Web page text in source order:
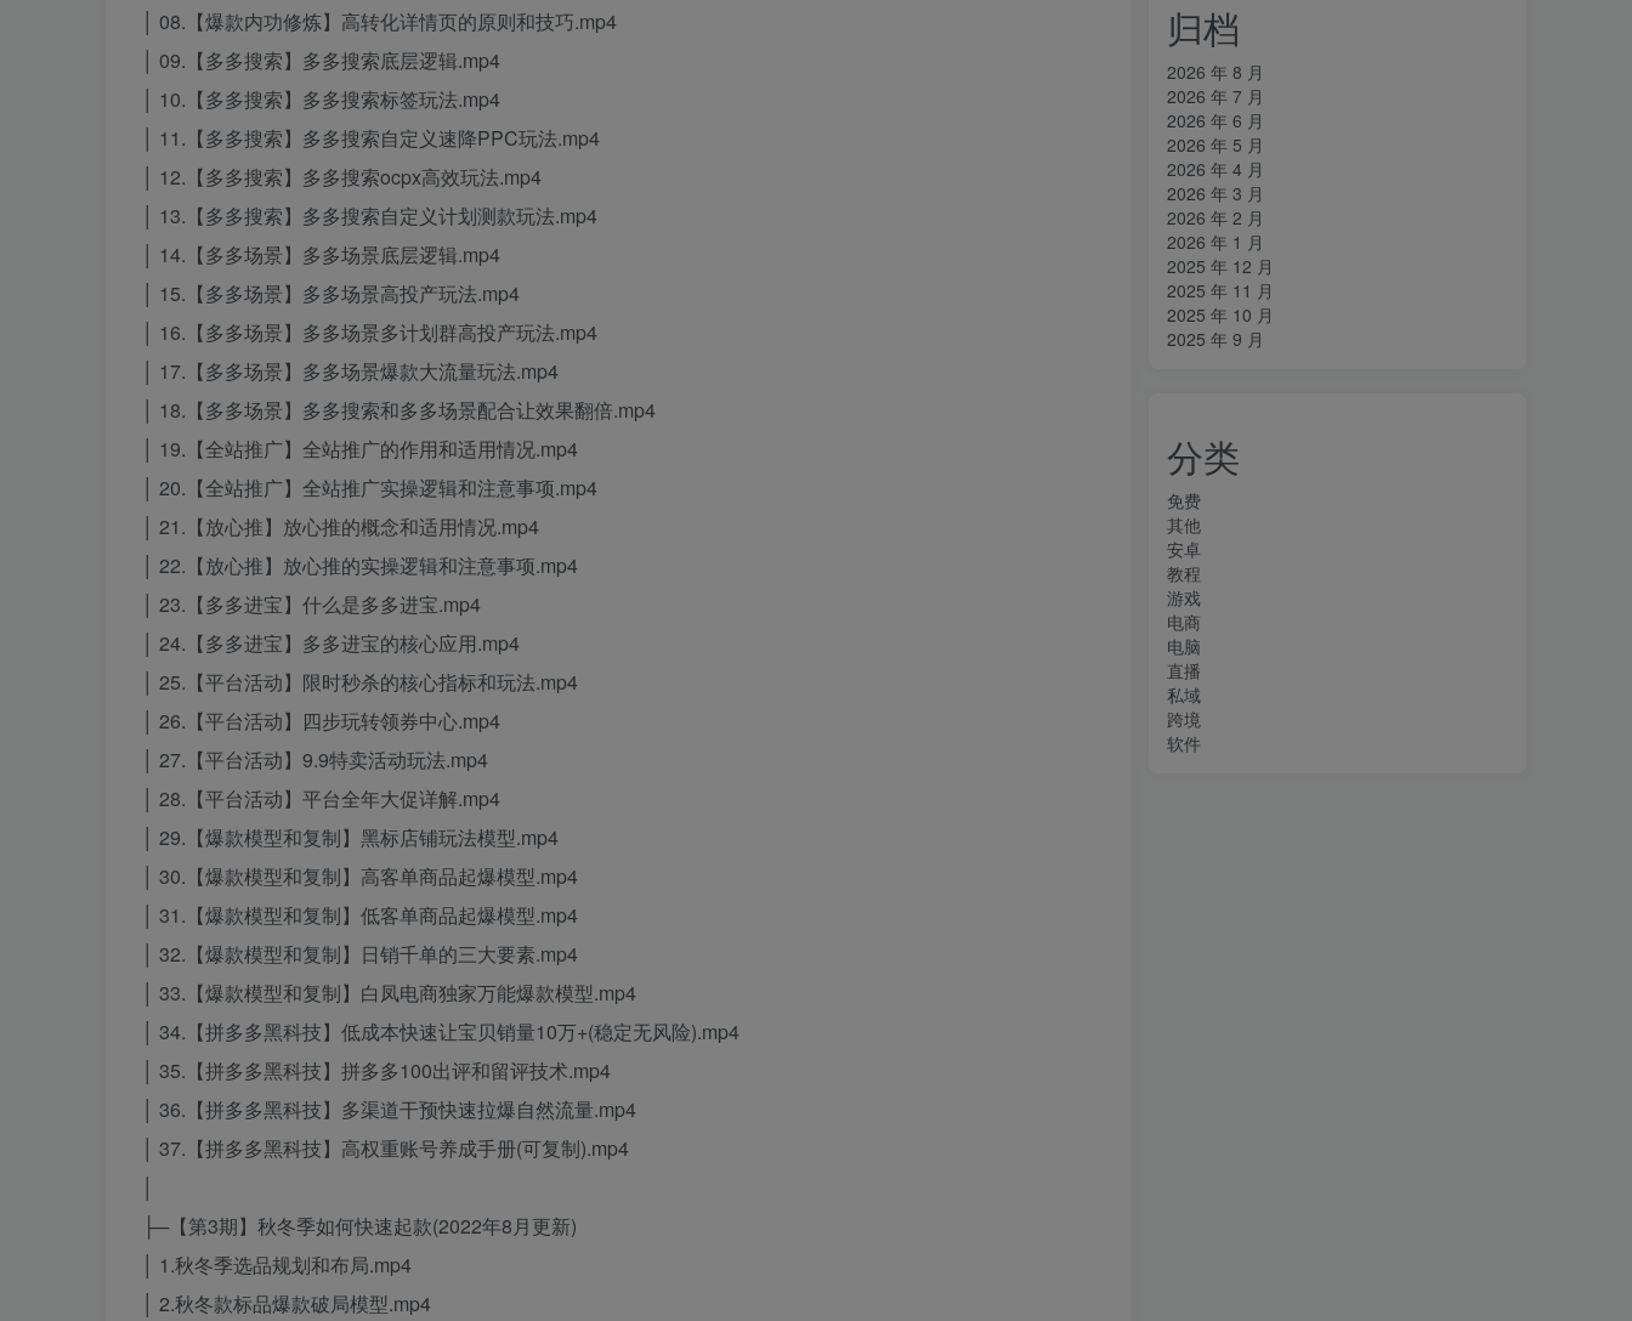
│ 08.【爆款内功修炼】高转化详情页的原则和技巧.mp4
│ 09.【多多搜索】多多搜索底层逻辑.mp4
│ 10.【多多搜索】多多搜索标签玩法.mp4
│ 11.【多多搜索】多多搜索自定义速降PPC玩法.mp4
│ 12.【多多搜索】多多搜索ocpx高效玩法.mp4
│ 13.【多多搜索】多多搜索自定义计划测款玩法.mp4
│ 14.【多多场景】多多场景底层逻辑.mp4
│ 15.【多多场景】多多场景高投产玩法.mp4
│ 16.【多多场景】多多场景多计划群高投产玩法.mp4
│ 17.【多多场景】多多场景爆款大流量玩法.mp4
│ 18.【多多场景】多多搜索和多多场景配合让效果翻倍.mp4
│ 19.【全站推广】全站推广的作用和适用情况.mp4
│ 20.【全站推广】全站推广实操逻辑和注意事项.mp4
│ 21.【放心推】放心推的概念和适用情况.mp4
│ 22.【放心推】放心推的实操逻辑和注意事项.mp4
│ 23.【多多进宝】什么是多多进宝.mp4
│ 24.【多多进宝】多多进宝的核心应用.mp4
│ 25.【平台活动】限时秒杀的核心指标和玩法.mp4
│ 26.【平台活动】四步玩转领券中心.mp4
│ 27.【平台活动】9.9特卖活动玩法.mp4
│ 28.【平台活动】平台全年大促详解.mp4
│ 29.【爆款模型和复制】黑标店铺玩法模型.mp4
│ 30.【爆款模型和复制】高客单商品起爆模型.mp4
│ 31.【爆款模型和复制】低客单商品起爆模型.mp4
│ 32.【爆款模型和复制】日销千单的三大要素.mp4
│ 33.【爆款模型和复制】白凤电商独家万能爆款模型.mp4
│ 34.【拼多多黑科技】低成本快速让宝贝销量10万+(稳定无风险).mp4
│ 35.【拼多多黑科技】拼多多100出评和留评技术.mp4
│ 36.【拼多多黑科技】多渠道干预快速拉爆自然流量.mp4
│ 37.【拼多多黑科技】高权重账号养成手册(可复制).mp4
├─【第3期】秋冬季如何快速起款(2022年8月更新)
│ 1.秋冬季选品规划和布局.mp4
│ 2.秋冬款标品爆款破局模型.mp4
归档
2026 年 8 月
2026 年 7 月
2026 年 6 月
2026 年 5 月
2026 年 4 月
2026 年 3 月
2026 年 2 月
2026 年 1 月
2025 年 12 月
2025 年 11 月
2025 年 10 月
2025 年 9 月
分类
免费
其他
安卓
教程
游戏
电商
电脑
直播
私域
跨境
软件